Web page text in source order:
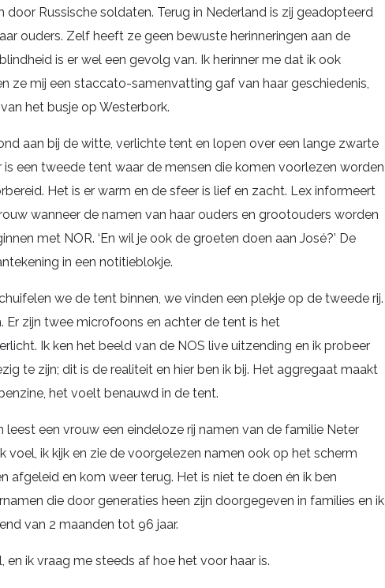
door Russische soldaten. Terug in Nederland is zij geadopteerd
ouders. Zelf heeft ze geen bewuste herinneringen aan de
is er wel een gevolg van. Ik herinner me dat ik ook
ze mij een staccato-samenvatting gaf van haar geschiedenis,
het busje op Westerbork.
aan bij de witte, verlichte tent en lopen over een lange zwarte
is een tweede tent waar de mensen die komen voorlezen worden
Het is er warm en de sfeer is lief en zacht. Lex informeert
wanneer de namen van haar ouders en grootouders worden
met NOR. ‘En wil je ook de groeten doen aan José?’ De
in een notitieblokje.
we de tent binnen, we vinden een plekje op de tweede rij.
Er zijn twee microfoons en achter de tent is het
Ik ken het beeld van de NOS live uitzending en ik probeer
te zijn; dit is de realiteit en hier ben ik bij. Het aggregaat maakt
het voelt benauwd in de tent.
leest een vrouw een eindeloze rij namen van de familie Neter
voel, ik kijk en zie de voorgelezen namen ook op het scherm
afgeleid en kom weer terug. Het is niet te doen én ik ben
die door generaties heen zijn doorgegeven in families en ik
van 2 maanden tot 96 jaar.
en ik vraag me steeds af hoe het voor haar is.